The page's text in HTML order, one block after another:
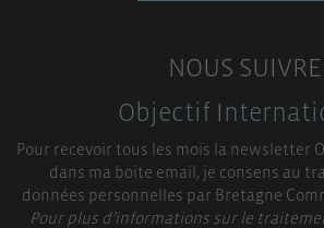
NOUS SUIVRE
Objectif
Pour recevoir tous les mois la newsletter
dans ma boite email, je consens au
données personnelles par Bretagne
Pour plus d’informations sur le